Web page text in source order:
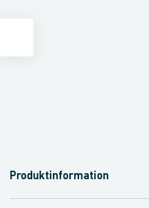
Produktinformation